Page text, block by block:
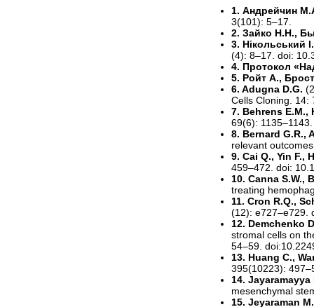
1. Андрейчин
3(101): 5–17.
2. Зайко Н.Н.,
3. Нікольський
(4): 8–17. doi:
4. Протокол
5. Ройт А.,
6. Adugna D.G.
Cells Cloning. 14:
7. Behrens E.M.,
69(6):
8. Bernard G.R.,
relevant
9. Cai Q., Yin F.,
459–472. doi:
10. Canna S.W.,
treating
11. Cron R.Q.,
(12): e727–e729.
12. Demchenko
stromal cells on
54–59.
13. Huang C.,
395(10223):
14.
mesenchymal
15. Jeyaraman